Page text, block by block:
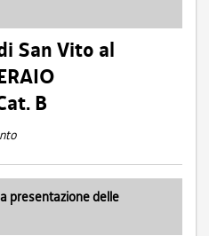
San Vito al
B
presentazione delle